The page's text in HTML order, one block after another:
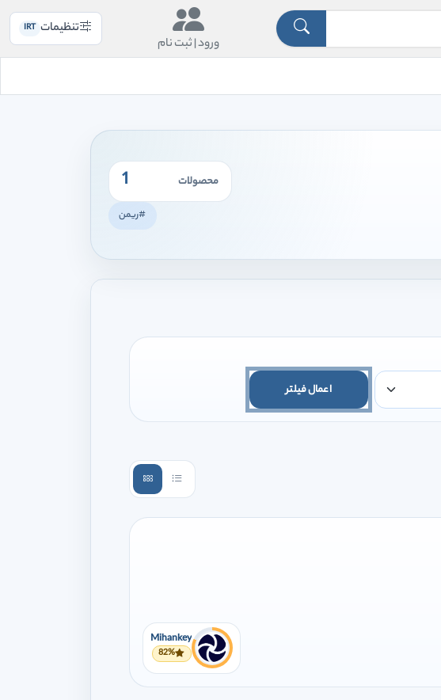
ورود |ثبت نام
تنظیمات IRT
محصولات 1
#ریمن
اعمال فیلتر
Mihankey
82%